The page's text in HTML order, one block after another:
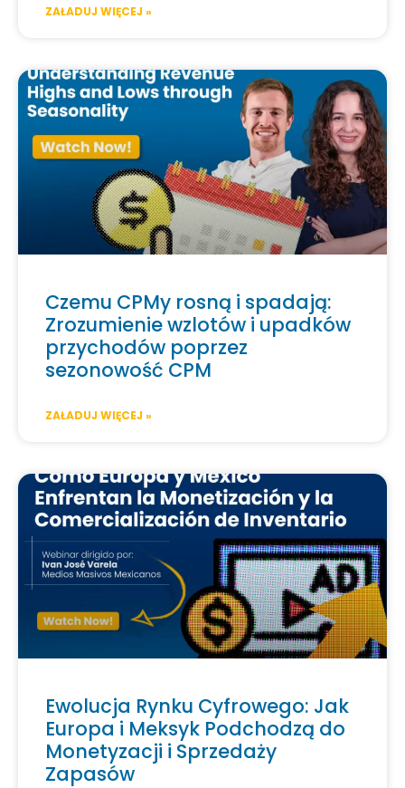
ZAŁADUJ WIĘCEJ »
Czemu CPMy rosną i spadają:
Zrozumienie wzlotów i upadków
przychodów poprzez
sezonowość CPM
ZAŁADUJ WIĘCEJ »
Ewolucja Rynku Cyfrowego: Jak
Europa i Meksyk Podchodzą do
Monetyzacji i Sprzedaży
Zapasów